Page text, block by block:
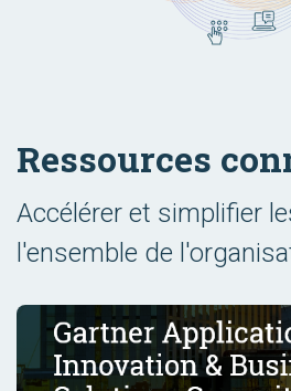
Ressources
Accélérer et simplifier
l'ensemble de